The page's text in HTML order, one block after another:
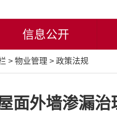
信息公开
> 物业管理 > 政策法规
面外墙渗漏